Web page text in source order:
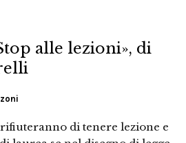
alle lezioni», di
di tenere lezione e